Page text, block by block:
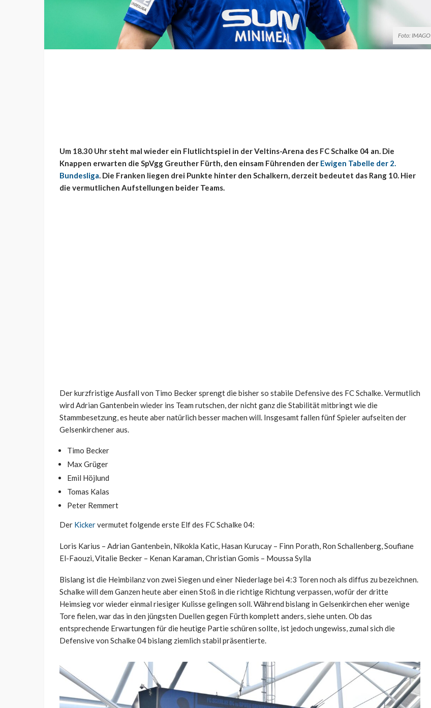
Foto: IMAGO
Um 18.30 Uhr steht mal wieder ein Flutlichtspiel in der Veltins-Arena des FC Schalke 04 an. Die
Knappen erwarten die SpVgg Greuther Fürth, den einsam Führenden der Ewigen Tabelle der 2.
Bundesliga. Die Franken liegen drei Punkte hinter den Schalkern, derzeit bedeutet das Rang 10. Hier
die vermutlichen Aufstellungen beider Teams.
Der kurzfristige Ausfall von Timo Becker sprengt die bisher so stabile Defensive des FC Schalke. Vermutlich
wird Adrian Gantenbein wieder ins Team rutschen, der nicht ganz die Stabilität mitbringt wie die
Stammbesetzung, es heute aber natürlich besser machen will. Insgesamt fallen fünf Spieler aufseiten der
Gelsenkirchener aus.
Timo Becker
Max Grüger
Emil Höjlund
Tomas Kalas
Peter Remmert
Der Kickervermutet folgende erste Elf des FC Schalke 04:
Loris Karius – Adrian Gantenbein, Nikokla Katic, Hasan Kurucay – Finn Porath, Ron Schallenberg, Soufiane
El-Faouzi, Vitalie Becker – Kenan Karaman, Christian Gomis – Moussa Sylla
Bislang ist die Heimbilanz von zwei Siegen und einer Niederlage bei 4:3 Toren noch als diffus zu bezeichnen.
Schalke will dem Ganzen heute aber einen Stoß in die richtige Richtung verpassen, wofür der dritte
Heimsieg vor wieder einmal riesiger Kulisse gelingen soll. Während bislang in Gelsenkirchen eher wenige
Tore fielen, war das in den jüngsten Duellen gegen Fürth komplett anders, siehe unten. Ob das
entsprechende Erwartungen für die heutige Partie schüren sollte, ist jedoch ungewiss, zumal sich die
Defensive von Schalke 04 bislang ziemlich stabil präsentierte.